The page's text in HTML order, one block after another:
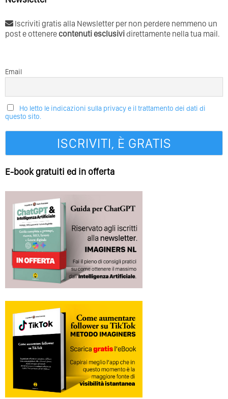
Iscriviti gratis alla Newsletter per non perdere nemmeno un
post e ottenerecontenuti esclusividirettamente nella tua mail.
Email
Ho letto le indicazioni sulla privacy e il trattamento dei dati di
questo sito.
E-book gratuiti ed in offerta